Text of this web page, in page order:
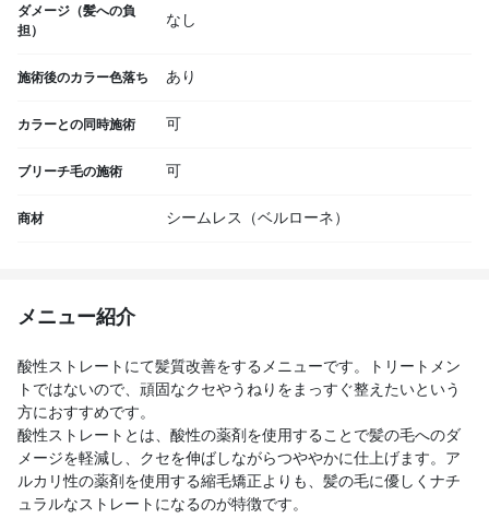
ダメージ（髪への負
担）
なし
施術後のカラー色落ち あり
カラーとの同時施術 可
ブリーチ毛の施術 可
商材 シームレス（ベルローネ）
メニュー紹介
酸性ストレートにて髪質改善をするメニューです。トリートメン
トではないので、頑固なクセやうねりをまっすぐ整えたいという
方におすすめです。
酸性ストレートとは、酸性の薬剤を使用することで髪の毛へのダ
メージを軽減し、クセを伸ばしながらつややかに仕上げます。ア
ルカリ性の薬剤を使用する縮毛矯正よりも、髪の毛に優しくナチ
ュラルなストレートになるのが特徴です。